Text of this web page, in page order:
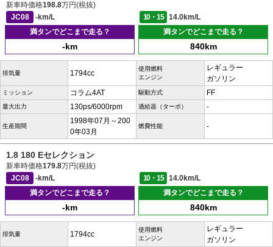
新車時価格198.8万円(税抜)
JC08
-km/L 10・15
14.0km/L
満タンでどこまで走る？
-km
満タンでどこまで走る？
840km
排気量 1794cc
使用燃料
エンジン
レギュラー
ガソリン
ミッション コラム4AT 駆動方式 FF
最大出力 130ps/6000rpm 過給器（ターボ） -
生産期間
1998年07月～200
0年03月
燃費性能 -
1.8 180 Eセレクション
新車時価格179.8万円(税抜)
JC08
-km/L 10・15
14.0km/L
満タンでどこまで走る？
-km
満タンでどこまで走る？
840km
排気量 1794cc
使用燃料
エンジン
レギュラー
ガソリン